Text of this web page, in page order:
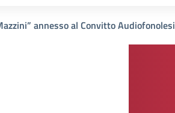
annesso al Convitto Audiofonolesi